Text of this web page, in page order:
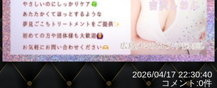
2026/04/17 22:30:40
コメント:0件